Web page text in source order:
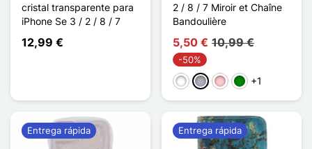
cristal transparente para
iPhone Se 3 / 2 / 8 / 7
12,99 €
2 / 8 / 7 Miroir et Chaîne
Bandoulière
5,50 € 10,99 €
-50%
Blanco
Gris RosaVerde
+1
Entrega rápida Entrega rápida